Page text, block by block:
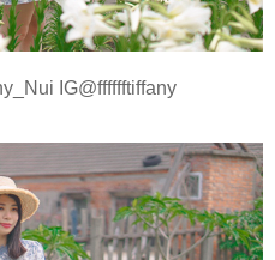
IG@fffffftiffany